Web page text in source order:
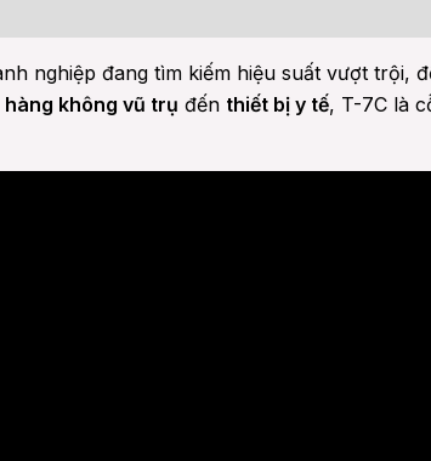
nghiệp đang tìm kiếm hiệu suất vượt trội,
hàng không vũ trụ đến thiết bị y tế, T-7C là